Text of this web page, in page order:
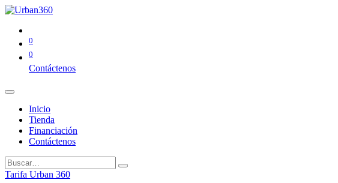
0
0
Contáctenos
Inicio
Tienda
Financiación
Contáctenos
Tarifa Urban 360